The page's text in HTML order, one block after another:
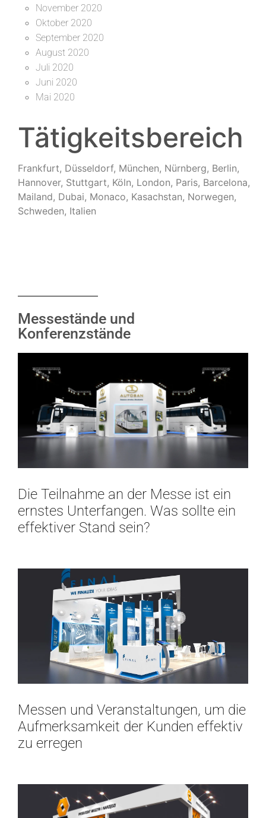
November 2020
Oktober 2020
September 2020
August 2020
Juli 2020
Juni 2020
Mai 2020
Tätigkeitsbereich
Frankfurt, Düsseldorf, München, Nürnberg, Berlin,
Hannover, Stuttgart, Köln, London, Paris, Barcelona,
Mailand, Dubai, Monaco, Kasachstan, Norwegen,
Schweden, Italien
Messestände und
Konferenzstände
Die Teilnahme an der Messe ist ein
ernstes Unterfangen. Was sollte ein
effektiver Stand sein?
Messen und Veranstaltungen, um die
Aufmerksamkeit der Kunden effektiv
zu erregen